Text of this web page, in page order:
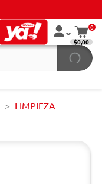
0
$0,00
LIMPIEZA